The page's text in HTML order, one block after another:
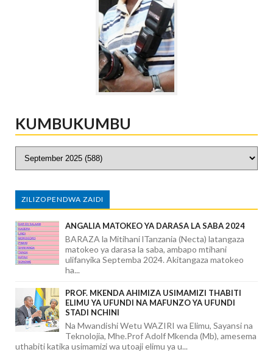
KUMBUKUMBU
ZILIZOPENDWA ZAIDI
ANGALIA MATOKEO YA DARASA LA SABA 2024
BARAZA la Mitihani lTanzania (Necta) latangaza
matokeo ya darasa la saba, ambapo mtihani
ulifanyika Septemba 2024. Akitangaza matokeo
ha...
PROF. MKENDA AHIMIZA USIMAMIZI THABITI
ELIMU YA UFUNDI NA MAFUNZO YA UFUNDI
STADI NCHINI
Na Mwandishi Wetu WAZIRI wa Elimu, Sayansi na
Teknolojia, Mhe.Prof Adolf Mkenda (Mb), amesema
uthabiti katika usimamizi wa utoaji elimu ya u...